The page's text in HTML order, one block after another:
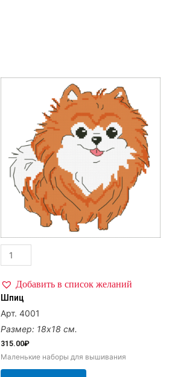
Добавить в список желаний
Шпиц
Арт. 4001
Размер: 18х18 см.
315.00₽
Маленькие наборы для вышивания